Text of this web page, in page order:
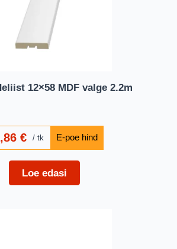
12×58 MDF valge 2.2m
€ tk
Loe edasi